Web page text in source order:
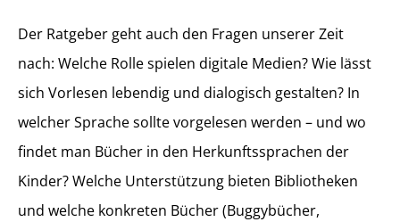
Der Ratgeber geht auch den Fragen unserer Zeit
nach: Welche Rolle spielen digitale Medien? Wie lässt
sich Vorlesen lebendig und dialogisch gestalten? In
welcher Sprache sollte vorgelesen werden – und wo
findet man Bücher in den Herkunftssprachen der
Kinder? Welche Unterstützung bieten Bibliotheken
und welche konkreten Bücher (Buggybücher,